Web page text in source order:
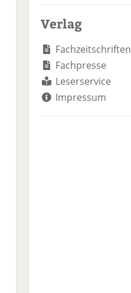
Verlag
Fachzeitschriften
Fachpresse
Leserservice
Impressum